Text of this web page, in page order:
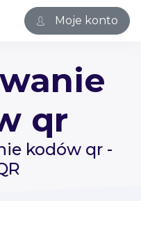
Moje konto
qr
kodów qr -